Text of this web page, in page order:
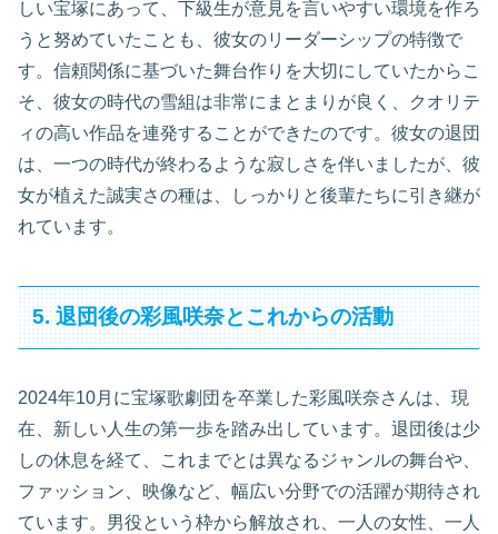
しい宝塚にあって、下級生が意見を言いやすい環境を作ろ
うと努めていたことも、彼女のリーダーシップの特徴で
す。信頼関係に基づいた舞台作りを大切にしていたからこ
そ、彼女の時代の雪組は非常にまとまりが良く、クオリテ
ィの高い作品を連発することができたのです。彼女の退団
は、一つの時代が終わるような寂しさを伴いましたが、彼
女が植えた誠実さの種は、しっかりと後輩たちに引き継が
れています。
5. 退団後の彩風咲奈とこれからの活動
2024年10月に宝塚歌劇団を卒業した彩風咲奈さんは、現
在、新しい人生の第一歩を踏み出しています。退団後は少
しの休息を経て、これまでとは異なるジャンルの舞台や、
ファッション、映像など、幅広い分野での活躍が期待され
ています。男役という枠から解放され、一人の女性、一人